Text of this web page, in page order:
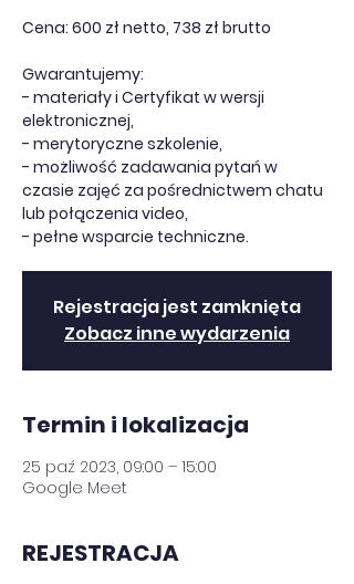
Cena: 600 zł netto, 738 zł brutto
Gwarantujemy:
- materiały i Certyfikat w wersji
elektronicznej,
- merytoryczne szkolenie,
- możliwość zadawania pytań w
czasie zajęć za pośrednictwem chatu
lub połączenia video,
- pełne wsparcie techniczne.
Rejestracja jest zamknięta
Zobacz inne wydarzenia
Termin i lokalizacja
25 paź 2023, 09:00 – 15:00
Google Meet
REJESTRACJA